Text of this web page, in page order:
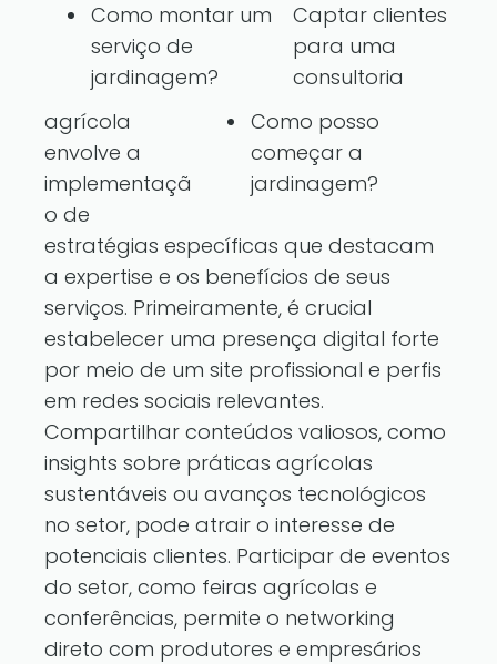
Como montar um
serviço de
jardinagem?
Como posso
começar a
jardinagem?
Captar clientes
para uma
consultoria
agrícola
envolve a
implementaçã
o de
estratégias específicas que destacam
a expertise e os benefícios de seus
serviços. Primeiramente, é crucial
estabelecer uma presença digital forte
por meio de um site profissional e perfis
em redes sociais relevantes.
Compartilhar conteúdos valiosos, como
insights sobre práticas agrícolas
sustentáveis ou avanços tecnológicos
no setor, pode atrair o interesse de
potenciais clientes. Participar de eventos
do setor, como feiras agrícolas e
conferências, permite o networking
direto com produtores e empresários